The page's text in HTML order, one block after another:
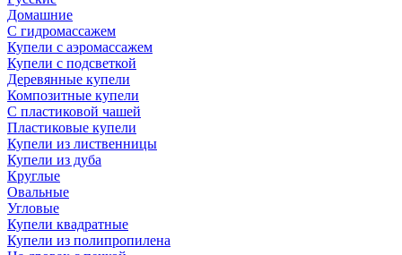
Домашние
С гидромассажем
Купели с аэромассажем
Купели с подсветкой
Деревянные купели
Композитные купели
С пластиковой чашей
Пластиковые купели
Купели из лиственницы
Купели из дуба
Круглые
Овальные
Угловые
Купели квадратные
Купели из полипропилена